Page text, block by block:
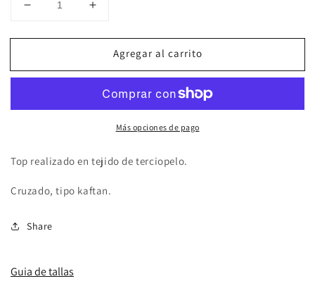
Reducir
para
Aumentar
para
Douradiña
Agregar al carrito
Más opciones de pago
Top realizado en tejido de terciopelo.
Cruzado, tipo kaftan.
Share
Guia de tallas